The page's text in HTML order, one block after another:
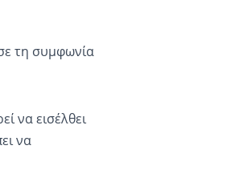
τη συμφωνία
να εισέλθει
να